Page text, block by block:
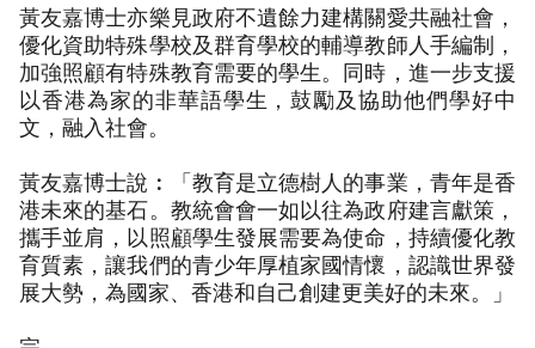
黃友嘉博士亦樂見政府不遺餘力建構關愛共融社會，
優化資助特殊學校及群育學校的輔導教師人手編制，
加強照顧有特殊教育需要的學生。同時，進一步支援
以香港為家的非華語學生，鼓勵及協助他們學好中
文，融入社會。
黃友嘉博士說︰「教育是立德樹人的事業，青年是香
港未來的基石。教統會會一如以往為政府建言獻策，
攜手並肩，以照顧學生發展需要為使命，持續優化教
育質素，讓我們的青少年厚植家國情懷，認識世界發
展大勢，為國家、香港和自己創建更美好的未來。」